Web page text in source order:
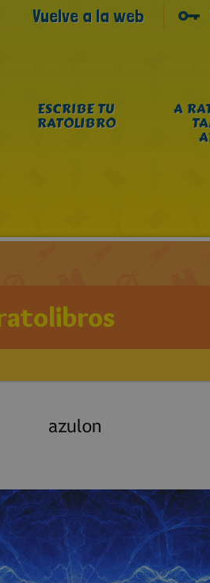
Vuelve a la web
ESCRIBE TU
RATOLIBRO
A